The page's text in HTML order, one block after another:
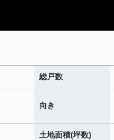
総戸数
向き
土地面積(坪数)